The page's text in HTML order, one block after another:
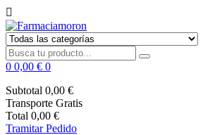

0 0,00 € 0
Subtotal 0,00 €
Transporte Gratis
Total 0,00 €
Tramitar Pedido